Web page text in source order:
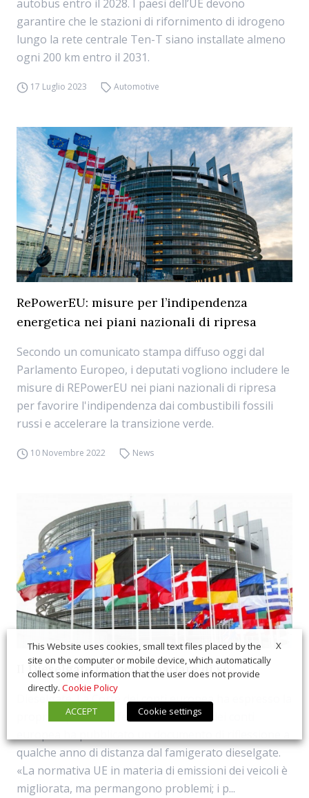
autobus entro il 2028. I paesi dell’UE devono
garantire che le stazioni di rifornimento di idrogeno
lungo la rete centrale Ten-T siano installate almeno
ogni 200 km entro il 2031.
17 Luglio 2023 Automotive
RePowerEU: misure per l’indipendenza
energetica nei piani nazionali di ripresa
Secondo un comunicato stampa diffuso oggi dal
Parlamento Europeo, i deputati vogliono includere le
misure di REPowerEU nei piani nazionali di ripresa
per favorire l'indipendenza dai combustibili fossili
russi e accelerare la transizione verde.
10 Novembre 2022 News
Il Dieselgate fa ancora parlare di sé
Dieselgate. La Corte dei conti europea ha espresso la
propria opinione A febbraio, la Corte dei conti
qualche anno di distanza dal famigerato dieselgate.
«La normativa UE in materia di emissioni dei veicoli è
migliorata, ma permangono problemi; i p...
X
This Website uses cookies, small text files placed by the
site on the computer or mobile device, which automatically
collect some information that the user does not provide
directly. Cookie Policy
ACCEPT
Cookie settings